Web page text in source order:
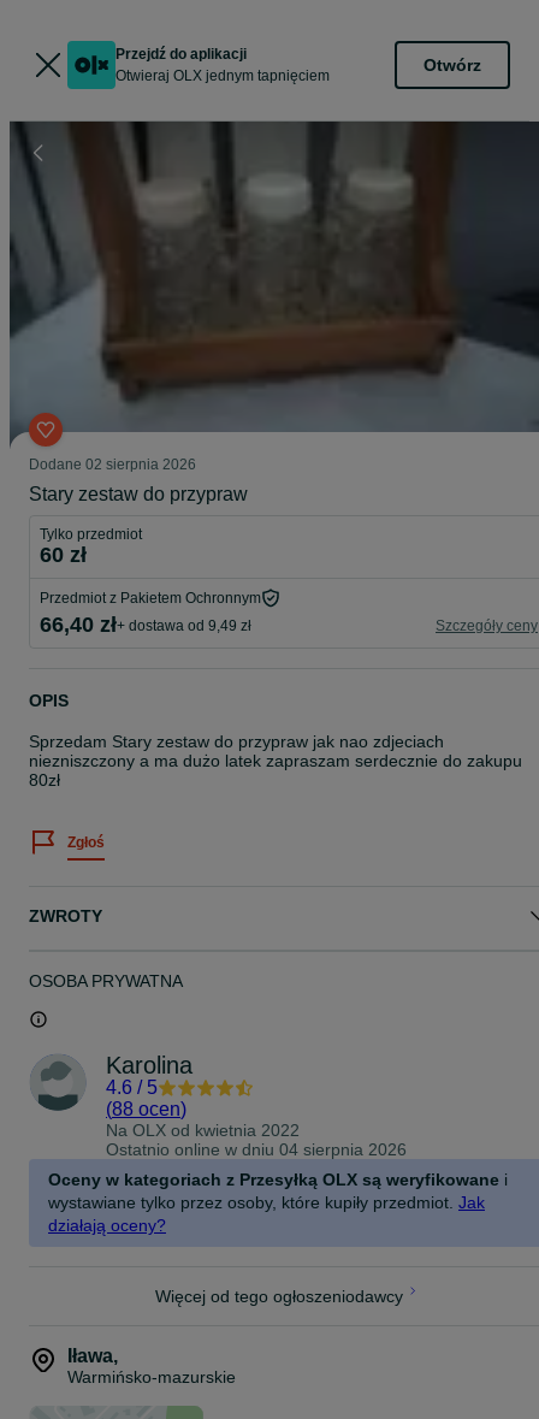
Przejdź do aplikacji
Otwieraj OLX jednym tapnięciem
Otwórz
Dodane 02 sierpnia 2026
Stary zestaw do przypraw
Tylko przedmiot
60 zł
Przedmiot z Pakietem Ochronnym
66,40 zł+ dostawa od 9,49 zł Szczegóły ceny
OPIS
Sprzedam Stary zestaw do przypraw jak nao zdjeciach
niezniszczony a ma dużo latek zapraszam serdecznie do zakupu
80zł
Zgłoś
ZWROTY
OSOBA PRYWATNA
Karolina
4.6 / 5
(88 ocen)
Na OLX od kwietnia 2022
Ostatnio online w dniu 04 sierpnia 2026
Oceny w kategoriach z Przesyłką OLX są weryfikowane i
wystawiane tylko przez osoby, które kupiły przedmiot. Jak
działają oceny?
Więcej od tego ogłoszeniodawcy
Iława,
Warmińsko-mazurskie